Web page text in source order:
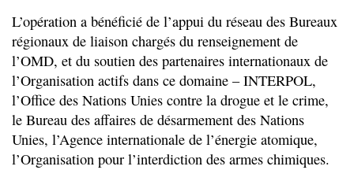
L’opération a bénéficié de l’appui du réseau des Bureaux
régionaux de liaison chargés du renseignement de
l’OMD, et du soutien des partenaires internationaux de
l’Organisation actifs dans ce domaine – INTERPOL,
l’Office des Nations Unies contre la drogue et le crime,
le Bureau des affaires de désarmement des Nations
Unies, l’Agence internationale de l’énergie atomique,
l’Organisation pour l’interdiction des armes chimiques.